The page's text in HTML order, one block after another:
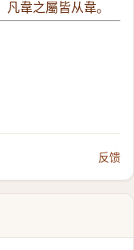
凡韋之屬皆从韋。
反馈